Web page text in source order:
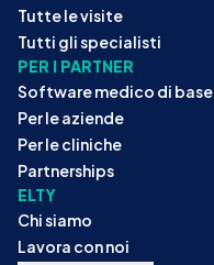
Tutte le visite
Tutti gli specialisti
PER I PARTNER
Software medico di base
Per le aziende
Per le cliniche
Partnerships
ELTY
Chi siamo
Lavora con noi